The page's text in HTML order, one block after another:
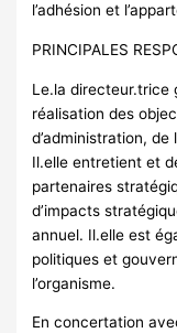
l’adhésion et
PRINCIPALES
Le.la directeur.trice
réalisation des
d’administration,
Il.elle entretient et
partenaires
d’impacts
annuel. Il.elle est
politiques et
l’organisme.
En concertation